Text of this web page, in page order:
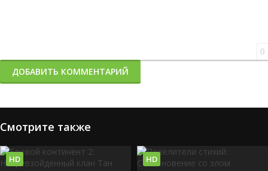
0
ДОБАВИТЬ КОММЕНТАРИЙ
Смотрите также
HD HD